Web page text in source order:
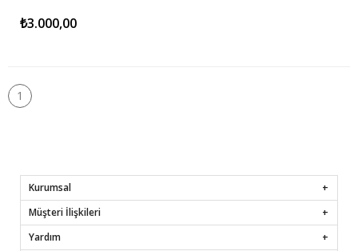
₺3.000,00
1
Kurumsal
Müşteri İlişkileri
Yardım